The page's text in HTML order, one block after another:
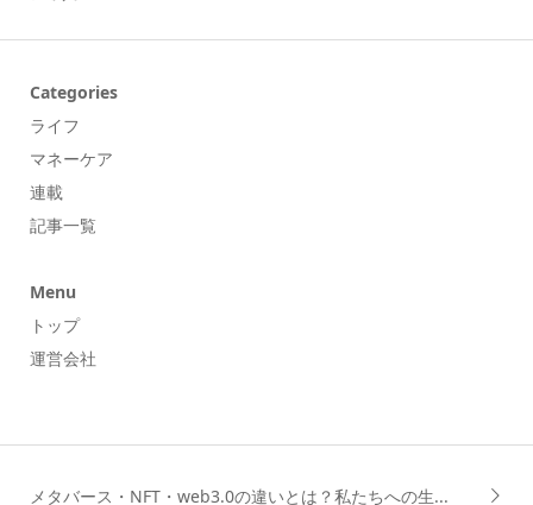
Categories
ライフ
マネーケア
連載
記事一覧
Menu
トップ
運営会社
メタバース・NFT・web3.0の違いとは？私たちへの生...